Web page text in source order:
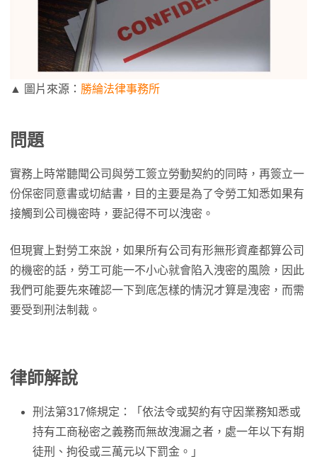
▲ 圖片來源： 勝綸法律事務所
問題
實務上時常聽聞公司與勞工簽立勞動契約的同時，再簽立一
份保密同意書或切結書，目的主要是為了令勞工知悉如果有
接觸到公司機密時，要記得不可以洩密。
但現實上對勞工來說，如果所有公司有形無形資產都算公司
的機密的話，勞工可能一不小心就會陷入洩密的風險，因此
我們可能要先來確認一下到底怎樣的情況才算是洩密，而需
要受到刑法制裁。
律師解說
刑法第317條規定：「依法令或契約有守因業務知悉或
持有工商秘密之義務而無故洩漏之者，處一年以下有期
徒刑、拘役或三萬元以下罰金。」